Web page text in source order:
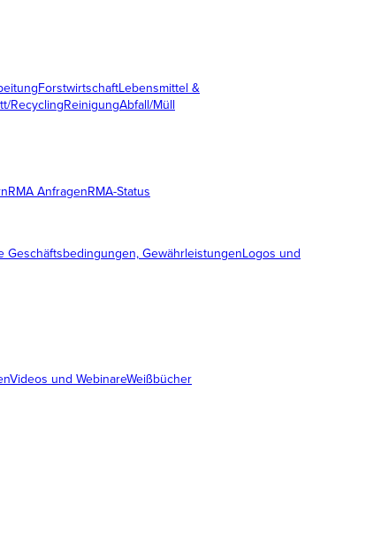
ForstwirtschaftLebensmittel &
RecyclingReinigungAbfall/Müll
RMA AnfragenRMA-Status
Geschäftsbedingungen, GewährleistungenLogos und
Videos und WebinareWeißbücher